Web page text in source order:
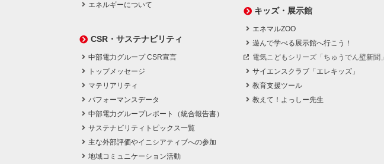
エネルギーについて
CSR・サステナビリティ
中部電力グループ CSR宣言
トップメッセージ
マテリアリティ
パフォーマンスデータ
中部電力グループレポート（統合報告書）
サステナビリティトピックス一覧
主な外部評価やイニシアティブへの参加
地域コミュニケーション活動
キッズ・展示館
エネマルZOO
遊んで学べる展示館へ行こう！
電気こどもシリーズ「ちゅうでん壁新聞」
サイエンスクラブ「エレキッズ」
教育支援ツール
教えて！よっしー先生